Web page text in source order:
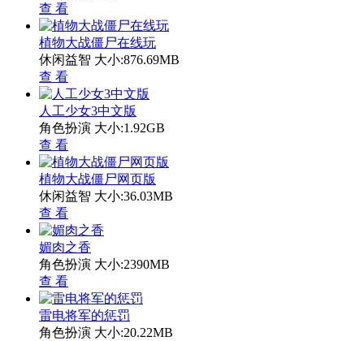
查 看
植物大战僵尸在线玩
休闲益智 大小:876.69MB
查 看
人工少女3中文版
角色扮演 大小:1.92GB
查 看
植物大战僵尸网页版
休闲益智 大小:36.03MB
查 看
媚肉之香
角色扮演 大小:2390MB
查 看
雷电将军的惩罚
角色扮演 大小:20.22MB